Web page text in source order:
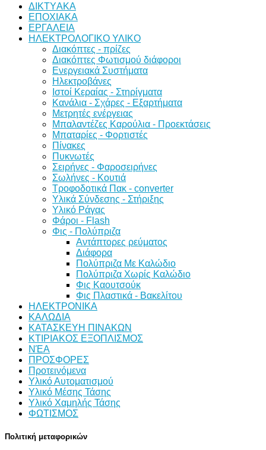
ΔΙKTΥAKA
ΕΠΟΧΙΑΚΑ
ΕΡΓΑΛΕΙΑ
ΗΛΕΚΤΡΟΛΟΓΙΚΟ ΥΛΙΚΟ
Διακόπτες - πρίζες
Διακόπτες Φωτισμού διάφοροι
Ενεργειακά Συστήματα
Ηλεκτροβάνες
Ιστοί Κεραίας - Στηρίγματα
Κανάλια - Σχάρες - Εξαρτήματα
Μετρητές ενέργειας
Μπαλαντέζες Καρούλια - Προεκτάσεις
Μπαταρίες - Φορτιστές
Πίνακες
Πυκνωτές
Σειρήνες - Φαροσειρήνες
Σωλήνες - Κουτιά
Τροφοδοτικά Πακ - converter
Υλικά Σύνδεσης - Στήριξης
Υλικό Ράγας
Φάροι - Flash
Φις - Πολύπριζα
Αντάπτορες ρεύματος
Διάφορα
Πολύπριζα Με Καλώδιο
Πολύπριζα Χωρίς Καλώδιο
Φις Καουτσούκ
Φις Πλαστικά - Βακελίτου
ΗΛΕΚΤΡΟΝΙΚΑ
ΚΑΛΩΔΙΑ
ΚΑΤΑΣΚΕΥΗ ΠΙΝΑΚΩΝ
ΚΤΙΡΙΑΚΟΣ ΕΞΟΠΛΙΣΜΟΣ
ΝΈΑ
ΠΡΟΣΦΟΡΕΣ
Προτεινόμενα
Υλικό Αυτοματισμού
Υλικό Μέσης Τάσης
Υλικό Χαμηλής Τάσης
ΦΩΤΙΣΜΟΣ
Πολιτική μεταφορικών